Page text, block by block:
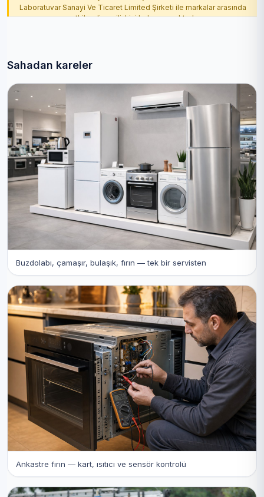
Laboratuvar Sanayi Ve Ticaret Limited Şirketi ile markalar arasında
yetkilendirme ilişkisi bulunmamaktadır.
Sahadan kareler
Buzdolabı, çamaşır, bulaşık, fırın — tek bir servisten
Ankastre fırın — kart, ısıtıcı ve sensör kontrolü